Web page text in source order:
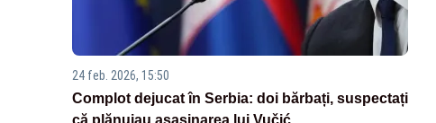
24 feb. 2026, 15:50
Complot dejucat în Serbia: doi bărbați, suspectați